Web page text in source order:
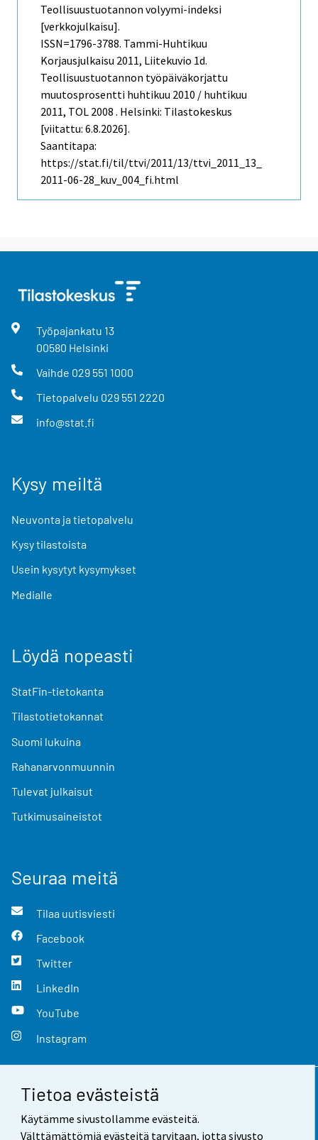
Tietoa evästeistä
Käytämme sivustollamme evästeitä.
Välttämättömiä evästeitä tarvitaan, jotta sivusto
Teollisuustuotannon volyymi-indeksi
[verkkojulkaisu].
ISSN=1796-3788. Tammi-Huhtikuu
Korjausjulkaisu 2011, Liitekuvio 1d.
Teollisuustuotannon työpäiväkorjattu
muutosprosentti huhtikuu 2010 / huhtikuu
2011, TOL 2008 . Helsinki: Tilastokeskus
[viitattu: 6.8.2026].
Saantitapa:
https://stat.fi/til/ttvi/2011/13/ttvi_2011_13_
2011-06-28_kuv_004_fi.html
Työpajankatu 13
00580 Helsinki
Vaihde 029 551 1000
Tietopalvelu 029 551 2220
info@stat.fi
Kysy meiltä
Neuvonta ja tietopalvelu
Kysy tilastoista
Usein kysytyt kysymykset
Medialle
Löydä nopeasti
StatFin-tietokanta
Tilastotietokannat
Suomi lukuina
Rahanarvonmuunnin
Tulevat julkaisut
Tutkimusaineistot
Seuraa meitä
Tilaa uutisviesti
Facebook
Twitter
LinkedIn
YouTube
Instagram
Yhteystiedot
Palaute